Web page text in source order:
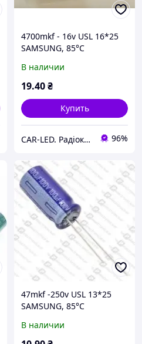
4700mkf - 16v USL 16*25
SAMSUNG, 85°C
електролітичний
В наличии
19.40₴
Купить
CAR-LED. Радіокомпоненти та LED освітлення. 96%
47mkf -250v USL 13*25
SAMSUNG, 85°C
електролітичний
В наличии